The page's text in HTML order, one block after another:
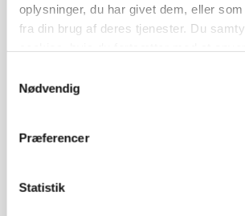
oplysninger, du har givet dem, eller
fra din brug af deres tjenester. Du
Nødvendig
Præferencer
Statistik
GRISE
Svineproducenter kalder Danish
en katastrofe